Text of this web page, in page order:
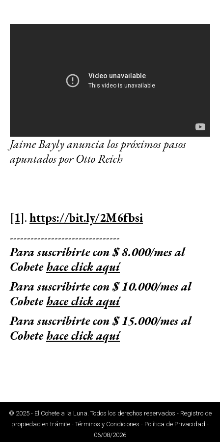
Jaime Bayly anuncia los próximos pasos
apuntados por Otto Reich
[1].https://bit.ly/2M6fbsi
--------------------------------
Para suscribirte con $ 8.000/mes al
Cohetehace click aquí
Para suscribirte con $ 10.000/mes al
Cohetehace click aquí
Para suscribirte con $ 15.000/mes al
Cohetehace click aquí
© 2025 - El Cohete a la Luna. Todos los derechos reservados - Registro de
propiedad en trámite - Términos y Condiciones - Política de Privacidad -
06/08/2026